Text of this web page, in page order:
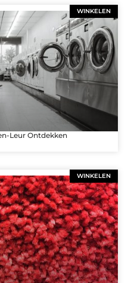
WINKELEN
Leur Ontdekken
WINKELEN